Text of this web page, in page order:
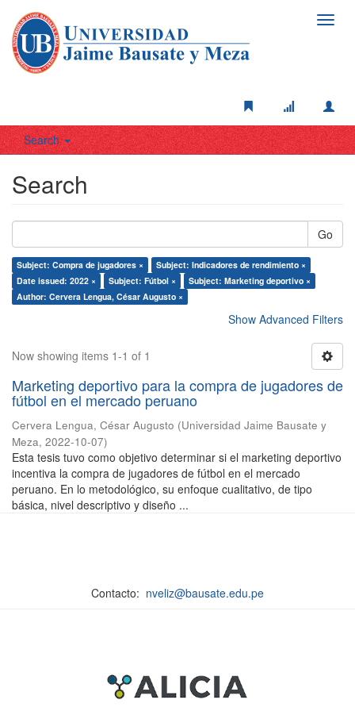
Search
Search
Go
Subject: Compra de jugadores ×
Subject: Indicadores de rendimiento ×
Date issued: 2022 ×
Subject: Fútbol ×
Subject: Marketing deportivo ×
Author: Cervera Lengua, César Augusto ×
Show Advanced Filters
Now showing items 1-1 of 1
Marketing deportivo para la compra de jugadores de
fútbol en el mercado peruano
Cervera Lengua, César Augusto (Universidad Jaime Bausate y
Meza, 2022-10-07)
Esta tesis tuvo como objetivo determinar si el marketing deportivo
incentiva la compra de jugadores de fútbol en el mercado
peruano. En lo metodológico, su enfoque cualitativo, de tipo
básica, nivel descriptivo y diseño ...
Contacto: nveliz@bausate.edu.pe